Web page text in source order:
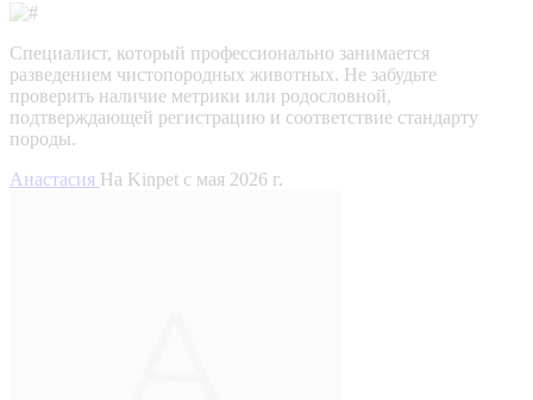
Специалист, который профессионально занимается
разведением чистопородных животных. Не забудьте
проверить наличие метрики или родословной,
подтверждающей регистрацию и соответствие стандарту
породы.
Анастасия На Kinpet c мая 2026 г.